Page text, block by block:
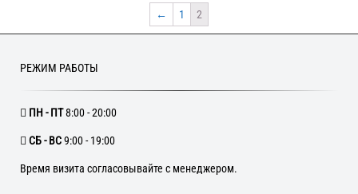
← 1 2
РЕЖИМ РАБОТЫ
ПН - ПТ8:00 - 20:00
CБ - ВС9:00 - 19:00
Время визита согласовывайте с менеджером.